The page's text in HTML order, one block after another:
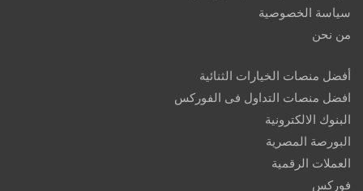
سياسة الخصوصية
من نحن
أفضل منصات الخيارات الثنائية
افضل منصات التداول فى الفوركس
البنوك الالكترونية
البورصة المصرية
العملات الرقمية
فوركس